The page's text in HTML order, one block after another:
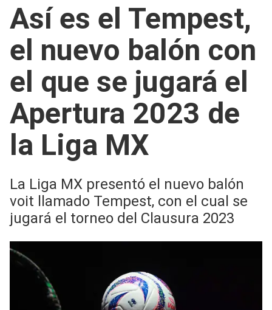
Así es el Tempest,
el nuevo balón con
el que se jugará el
Apertura 2023 de
la Liga MX
La Liga MX presentó el nuevo balón
voit llamado Tempest, con el cual se
jugará el torneo del Clausura 2023